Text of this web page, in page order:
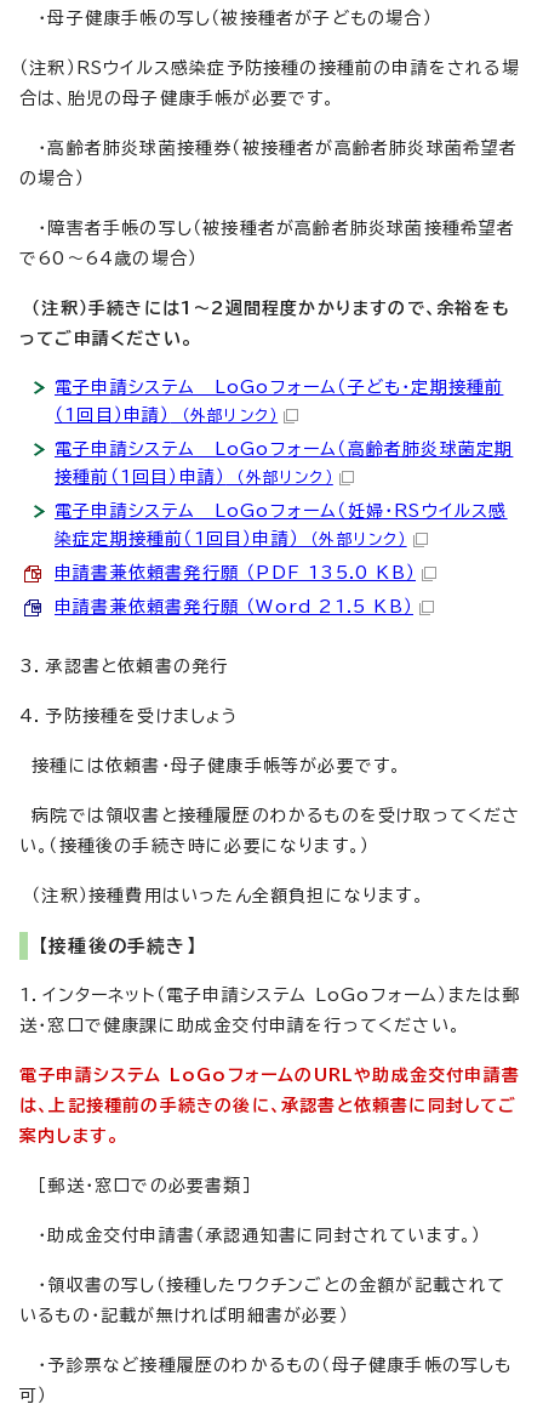
・母子健康手帳の写し（被接種者が子どもの場合）
（注釈）RSウイルス感染症予防接種の接種前の申請をされる場
合は、胎児の母子健康手帳が必要です。
・高齢者肺炎球菌接種券（被接種者が高齢者肺炎球菌希望者
の場合）
・障害者手帳の写し（被接種者が高齢者肺炎球菌接種希望者
で60～64歳の場合）
（注釈）手続きには1～2週間程度かかりますので、余裕をも
ってご申請ください。
電子申請システム LoGoフォーム（子ども・定期接種前
（1回目）申請）
（外部リンク）
電子申請システム LoGoフォーム（高齢者肺炎球菌定期
接種前（1回目）申請）
（外部リンク）
電子申請システム LoGoフォーム（妊婦・RSウイルス感
染症定期接種前（1回目）申請）
（外部リンク）
申請書兼依頼書発行願 （PDF 135.0 KB）
申請書兼依頼書発行願 （Word 21.5 KB）
3．承認書と依頼書の発行
4．予防接種を受けましょう
接種には依頼書・母子健康手帳等が必要です。
病院では領収書と接種履歴のわかるものを受け取ってくださ
い。（接種後の手続き時に必要になります。）
（注釈）接種費用はいったん全額負担になります。
【接種後の手続き】
1．インターネット（電子申請システム LoGoフォーム）または郵
送・窓口で健康課に助成金交付申請を行ってください。
電子申請システム LoGoフォームのURLや助成金交付申請書
は、上記接種前の手続きの後に、承認書と依頼書に同封してご
案内します。
［郵送・窓口での必要書類］
・助成金交付申請書（承認通知書に同封されています。）
・領収書の写し（接種したワクチンごとの金額が記載されて
いるもの・記載が無ければ明細書が必要）
・予診票など接種履歴のわかるもの（母子健康手帳の写しも
可）